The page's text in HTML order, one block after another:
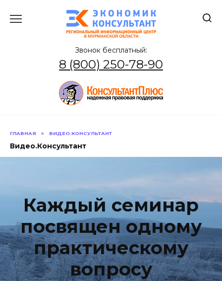
содержанию
Звонок бесплатный:
8 (800) 250-78-90
ГЛАВНАЯ » ВИДЕО.КОНСУЛЬТАНТ
Видео.Консультант
Каждый семинар
посвящен одному
практическому
вопросу